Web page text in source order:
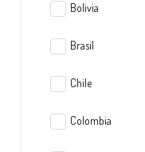
Bolivia
Brasil
Chile
Colombia